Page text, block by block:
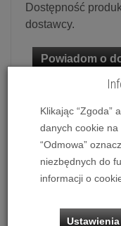
Dostępność
dostawcy.
Powiadom o
Klikając “Zgoda”
danych cookie na
“Odmowa”
niezbędnych do
informacji o
Ustawienia